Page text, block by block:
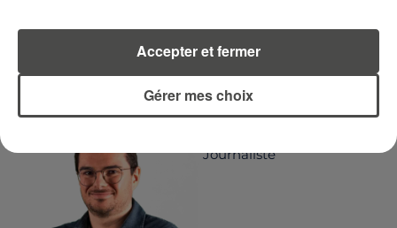
LA RÉDACTION
RCA
Journaliste
Gérer mes choix
Accepter et fermer